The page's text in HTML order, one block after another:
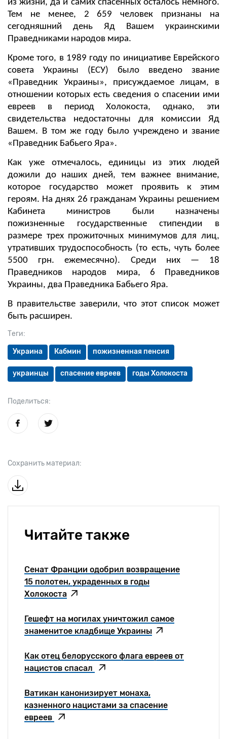
Теги:
Украина Кабмин пожизненная пенсия
украинцы спасение евреев годы Холокоста
Поделиться:
Сохранить материал:
из жизни, да и самих спасенных осталось немного.
Тем не менее, 2 659 человек признаны на
сегодняшний день Яд Вашем украинскими
Праведниками народов мира.
Кроме того, в 1989 году по инициативе Еврейского
совета Украины (ЕСУ) было введено звание
«Праведник Украины», присуждаемое лицам, в
отношении которых есть сведения о спасении ими
евреев в период Холокоста, однако, эти
свидетельства недостаточны для комиссии Яд
Вашем. В том же году было учреждено и звание
«Праведник Бабьего Яра».
Как уже отмечалось, единицы из этих людей
дожили до наших дней, тем важнее внимание,
которое государство может проявить к этим
героям. На днях 26 гражданам Украины решением
Кабинета министров были назначены
пожизненные государственные стипендии в
размере трех прожиточных минимумов для лиц,
утративших трудоспособность (то есть, чуть более
5500 грн. ежемесячно). Среди них — 18
Праведников народов мира, 6 Праведников
Украины, два Праведника Бабьего Яра.
В правительстве заверили, что этот список может
быть расширен.
Читайте также
Сенат Франции одобрил возвращение
15 полотен, украденных в годы
Холокоста
Гешефт на могилах уничтожил самое
знаменитое кладбище Украины
Как отец белорусского флага евреев от
нацистов спасал
Ватикан канонизирует монаха,
казненного нацистами за спасение
евреев